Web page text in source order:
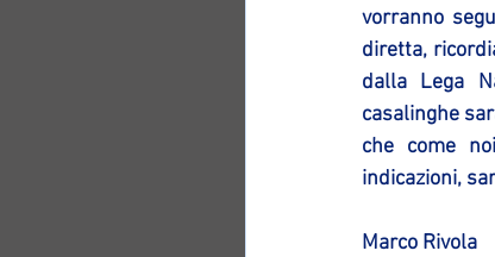
vorranno
diretta,
dalla Lega
casalinghe
che come
indicazioni,
Marco Rivola